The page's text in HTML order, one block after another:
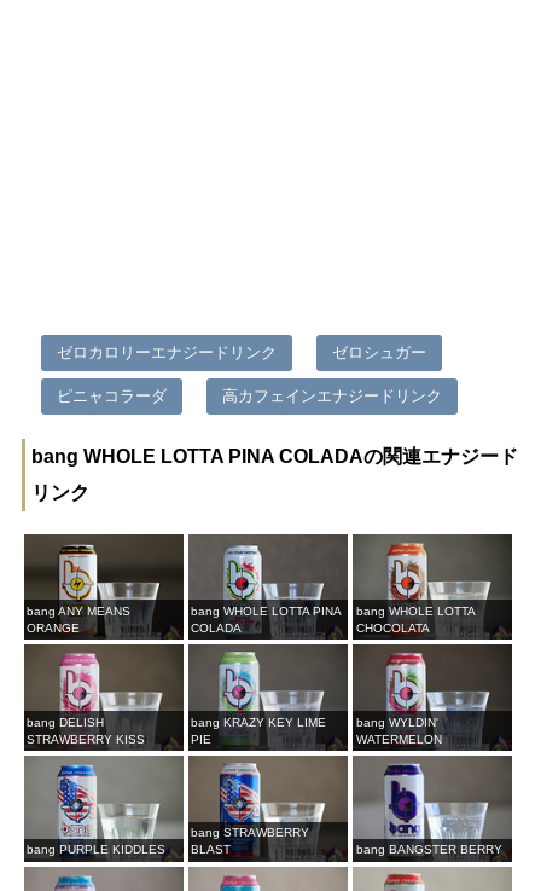
ゼロカロリーエナジードリンク ゼロシュガー
ピニャコラーダ 高カフェインエナジードリンク
bang WHOLE LOTTA PINA COLADAの関連エナジード
リンク
bang ANY MEANS
ORANGE
bang WHOLE LOTTA PINA
COLADA
bang WHOLE LOTTA
CHOCOLATA
bang DELISH
STRAWBERRY KISS
bang KRAZY KEY LIME
PIE
bang WYLDIN'
WATERMELON
bang PURPLE KIDDLES
bang STRAWBERRY
BLAST
bang BANGSTER BERRY